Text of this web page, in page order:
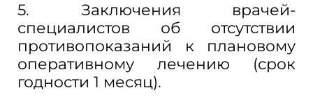
5. Заключения врачей-
специалистов об отсутствии
противопоказаний к плановому
оперативному лечению (срок
годности 1 месяц).